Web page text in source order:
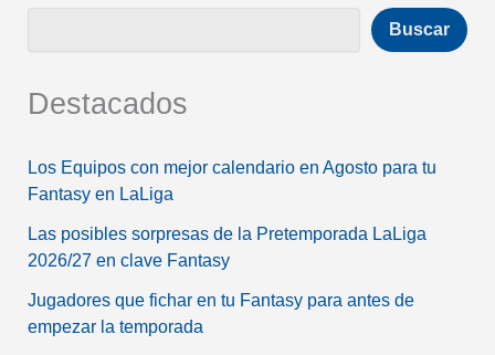
Buscar
Destacados
Los Equipos con mejor calendario en Agosto para tu
Fantasy en LaLiga
Las posibles sorpresas de la Pretemporada LaLiga
2026/27 en clave Fantasy
Jugadores que fichar en tu Fantasy para antes de
empezar la temporada